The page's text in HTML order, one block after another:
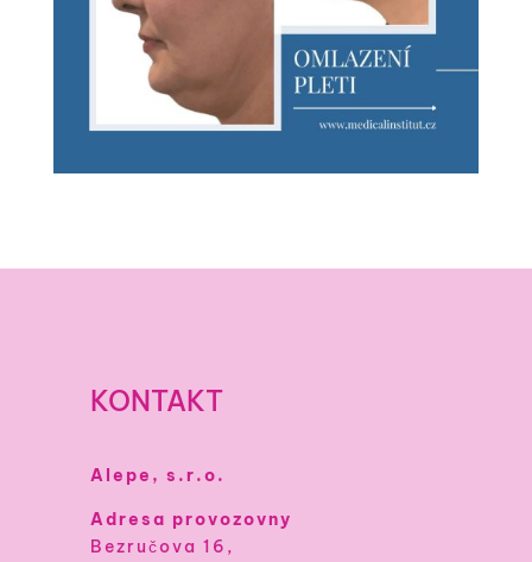
KONTAKT
Alepe, s.r.o.
Adresa provozovny
Bezručova 16,